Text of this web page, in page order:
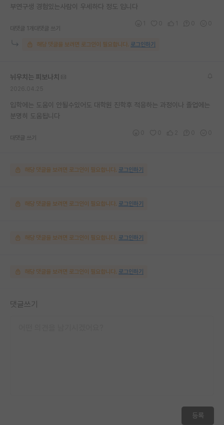
부연구생 경험있는사람이 우세하다 정도 입니다
대댓글 1개 대댓글 쓰기
해당 댓글을 보려면 로그인이 필요합니다. 로그인하기
뉘우치는 피보나치
입학에는 도움이 안될수있어도 대학원 진학후 적응하는 과정이나 졸업에는
분명히 도움됩니다
대댓글 쓰기
해당 댓글을 보려면 로그인이 필요합니다. 로그인하기
해당 댓글을 보려면 로그인이 필요합니다. 로그인하기
해당 댓글을 보려면 로그인이 필요합니다. 로그인하기
해당 댓글을 보려면 로그인이 필요합니다. 로그인하기
댓글쓰기
등록